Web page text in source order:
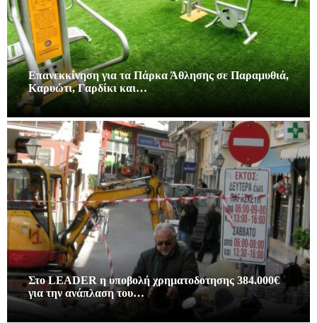
Επανεκκίνηση για τα Πάρκα Άθλησης σε Παραμυθιά,
Καρυώτι, Γαρδίκι και…
Στο LEADER η υποβολή χρηματοδοτησης 384.000€
για την ανάπλαση του…